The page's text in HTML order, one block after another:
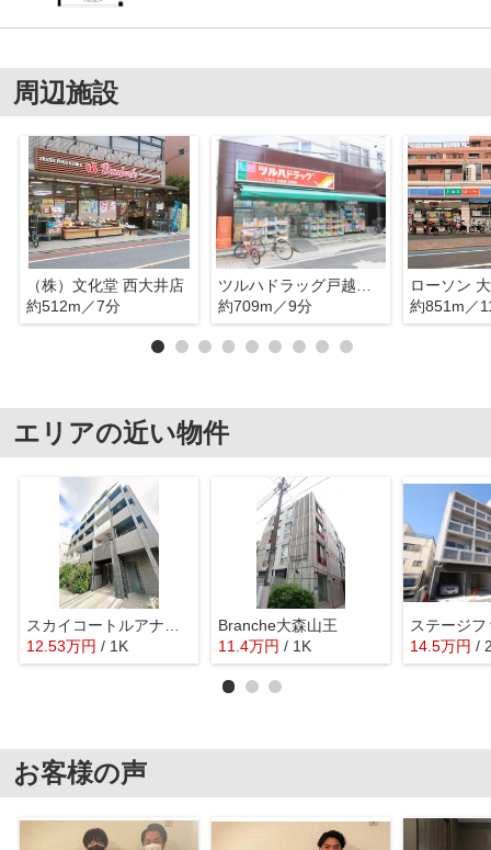
周辺施設
（株）文化堂 西大井店
約512m／7分
約709m／9分
ローソン
約851m／
エリアの近い物件
12.53万円 / 1K
Branche大森山王
11.4万円 / 1K 14.5万円 /
お客様の声